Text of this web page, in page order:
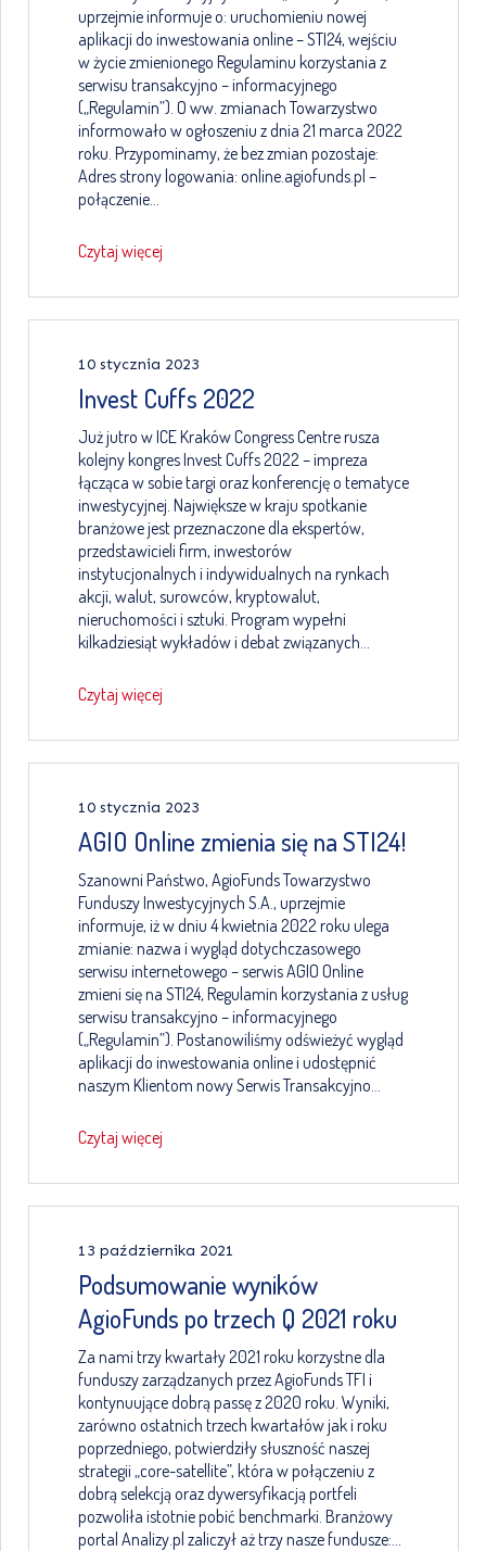
uprzejmie informuje o: uruchomieniu nowej
aplikacji do inwestowania online – STI24, wejściu
w życie zmienionego Regulaminu korzystania z
serwisu transakcyjno – informacyjnego
(„Regulamin”). O ww. zmianach Towarzystwo
informowało w ogłoszeniu z dnia 21 marca 2022
roku. Przypominamy, że bez zmian pozostaje:
Adres strony logowania: online.agiofunds.pl –
połączenie…
Czytaj więcej
10 stycznia 2023
Invest Cuffs 2022
Już jutro w ICE Kraków Congress Centre rusza
kolejny kongres Invest Cuffs 2022 – impreza
łącząca w sobie targi oraz konferencję o tematyce
inwestycyjnej. Największe w kraju spotkanie
branżowe jest przeznaczone dla ekspertów,
przedstawicieli firm, inwestorów
instytucjonalnych i indywidualnych na rynkach
akcji, walut, surowców, kryptowalut,
nieruchomości i sztuki. Program wypełni
kilkadziesiąt wykładów i debat związanych…
Czytaj więcej
10 stycznia 2023
AGIO Online zmienia się na STI24!
Szanowni Państwo, AgioFunds Towarzystwo
Funduszy Inwestycyjnych S.A., uprzejmie
informuje, iż w dniu 4 kwietnia 2022 roku ulega
zmianie: nazwa i wygląd dotychczasowego
serwisu internetowego – serwis AGIO Online
zmieni się na STI24, Regulamin korzystania z usług
serwisu transakcyjno – informacyjnego
(„Regulamin”). Postanowiliśmy odświeżyć wygląd
aplikacji do inwestowania online i udostępnić
naszym Klientom nowy Serwis Transakcyjno…
Czytaj więcej
13 października 2021
Podsumowanie wyników
AgioFunds po trzech Q 2021 roku
Za nami trzy kwartały 2021 roku korzystne dla
funduszy zarządzanych przez AgioFunds TFI i
kontynuujące dobrą passę z 2020 roku. Wyniki,
zarówno ostatnich trzech kwartałów jak i roku
poprzedniego, potwierdziły słuszność naszej
strategii „core-satellite”, która w połączeniu z
dobrą selekcją oraz dywersyfikacją portfeli
pozwoliła istotnie pobić benchmarki. Branżowy
portal Analizy.pl zaliczył aż trzy nasze fundusze:…